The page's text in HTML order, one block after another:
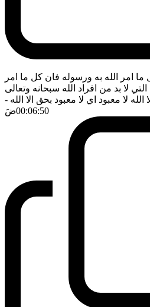
ما امر الله به ورسوله فان كل ما امر
لا بد من افراد الله سبحانه وتعالى
الله لا معبود اي لا معبود بحق الا الله -
00:06:50ضَ